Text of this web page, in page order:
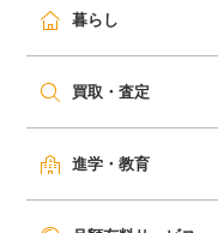
暮らし
買取・査定
進学・教育